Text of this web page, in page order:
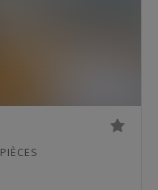
PIÈCES